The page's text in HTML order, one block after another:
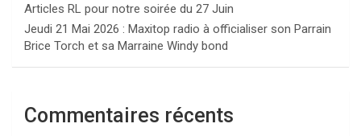
Articles RL pour notre soirée du 27 Juin
Jeudi 21 Mai 2026 : Maxitop radio à officialiser son Parrain
Brice Torch et sa Marraine Windy bond
Commentaires récents